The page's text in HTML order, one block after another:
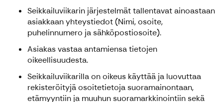
Seikkailuviikarin järjestelmät tallentavat ainoastaan
asiakkaan yhteystiedot (Nimi, osoite,
puhelinnumero ja sähköpostiosoite).
Asiakas vastaa antamiensa tietojen
oikeellisuudesta.
Seikkailuviikarilla on oikeus käyttää ja luovuttaa
rekisteröityjä osoitetietoja suoramainontaan,
etämyyntiin ja muuhun suoramarkkinointiin sekä